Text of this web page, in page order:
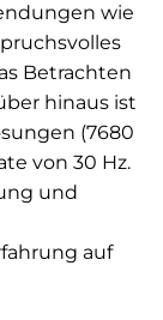
wie
Betrachten
hinaus ist
(7680
von 30 Hz.
und
auf